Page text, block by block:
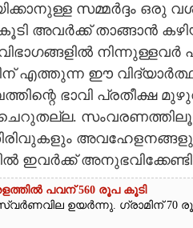
സമ്മർദ്ദം ഒരു
അവർക്ക് താങ്ങാൻ
നിന്നുള്ളവർ
ഈ
ഭാവി പ്രതീക്ഷ
ചെറുതല്ല.
ഇവർക്ക്
പവന് 560 രൂപ കൂടി
ഉയർന്നു. ഗ്രാമിന് 70 രൂപ